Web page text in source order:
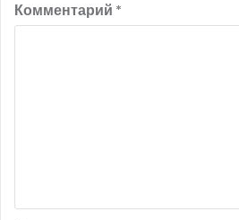
Комментарий *